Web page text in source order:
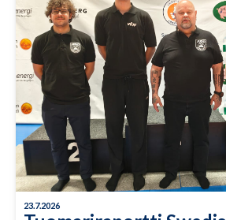
23.7.2026